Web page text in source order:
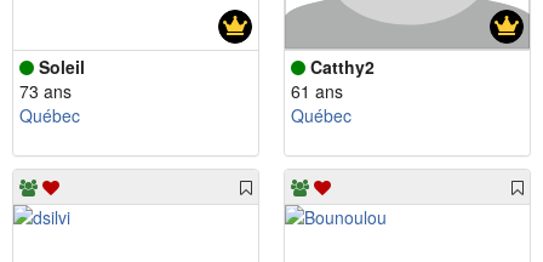
Soleil
73 ans
Québec
Catthy2
61 ans
Québec